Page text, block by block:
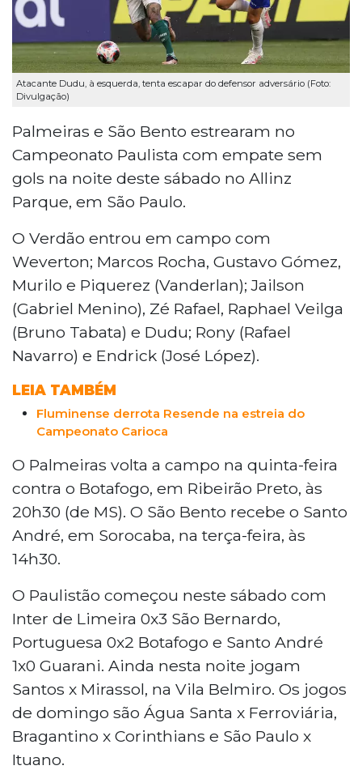
Atacante Dudu, à esquerda, tenta escapar do defensor adversário (Foto:
Divulgação)
Palmeiras e São Bento estrearam no
Campeonato Paulista com empate sem
gols na noite deste sábado no Allinz
Parque, em São Paulo.
O Verdão entrou em campo com
Weverton; Marcos Rocha, Gustavo Gómez,
Murilo e Piquerez (Vanderlan); Jailson
(Gabriel Menino), Zé Rafael, Raphael Veilga
(Bruno Tabata) e Dudu; Rony (Rafael
Navarro) e Endrick (José López).
LEIA TAMBÉM
Fluminense derrota Resende na estreia do
Campeonato Carioca
O Palmeiras volta a campo na quinta-feira
contra o Botafogo, em Ribeirão Preto, às
20h30 (de MS). O São Bento recebe o Santo
André, em Sorocaba, na terça-feira, às
14h30.
O Paulistão começou neste sábado com
Inter de Limeira 0x3 São Bernardo,
Portuguesa 0x2 Botafogo e Santo André
1x0 Guarani. Ainda nesta noite jogam
Santos x Mirassol, na Vila Belmiro. Os jogos
de domingo são Água Santa x Ferroviária,
Bragantino x Corinthians e São Paulo x
Ituano.